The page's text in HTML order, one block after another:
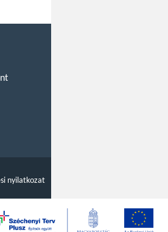
nyilatkozat